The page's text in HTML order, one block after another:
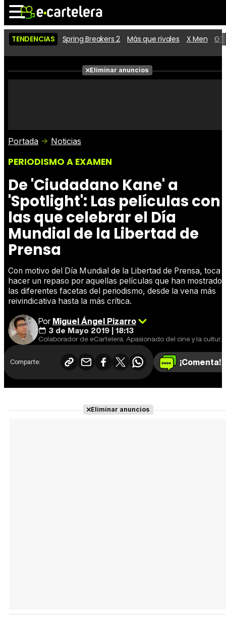
Noticias Cartelera
Películas
Críticas
TENDENCIAS Spring Breakers 2 Más que rivales X Men
Eliminar anuncios
Portada Noticias
PERIODISMO A EXAMEN
De 'Ciudadano Kane' a
'Spotlight': Las películas con
las que celebrar el Día
Mundial de la Libertad de
Prensa
Con motivo del Día Mundial de la Libertad de Prensa, toca
hacer un repaso por aquellas películas que han mostrado
las diferentes facetas del periodismo, desde la vena más
reivindicativa hasta la más crítica.
PorMiguel Ángel Pizarro
3 de Mayo 2019 | 18:13
Colaborador de eCartelera. Apasionado del cine y la cultura en general. Cine europeo y de animación, mi especialidad.
Comparte: ¡Comenta!
Eliminar anuncios